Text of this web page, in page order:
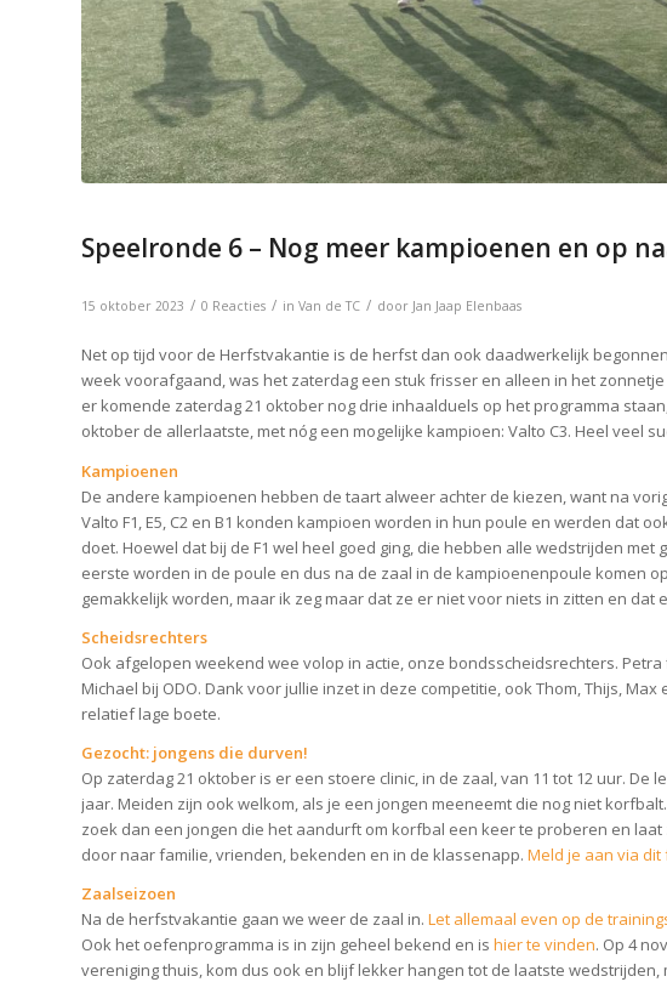
Speelronde 6 – Nog meer kampioenen en op
15 oktober 2023 / 0 Reacties / in Van de TC / door Jan Jaap Elenbaas
Net op tijd voor de Herfstvakantie is de herfst dan ook daadwerkelijk
week voorafgaand, was het zaterdag een stuk frisser en alleen in het
er komende zaterdag 21 oktober nog drie inhaalduels op het programma
oktober de allerlaatste, met nóg een mogelijke kampioen: Valto C3. Heel veel
Kampioenen
De andere kampioenen hebben de taart alweer achter de kiezen, want na
Valto F1, E5, C2 en B1 konden kampioen worden in hun poule en werden dat
doet. Hoewel dat bij de F1 wel heel goed ging, die hebben alle wedstrijden met
eerste worden in de poule en dus na de zaal in de kampioenenpoule komen
gemakkelijk worden, maar ik zeg maar dat ze er niet voor niets in zitten en dat
Scheidsrechters
Ook afgelopen weekend wee volop in actie, onze bondsscheidsrechters.
Michael bij ODO. Dank voor jullie inzet in deze competitie, ook Thom, Thijs,
relatief lage boete.
Gezocht: jongens die durven!
Op zaterdag 21 oktober is er een stoere clinic, in de zaal, van 11 tot 12 uur.
jaar. Meiden zijn ook welkom, als je een jongen meeneemt die nog niet
zoek dan een jongen die het aandurft om korfbal een keer te proberen en
door naar familie, vrienden, bekenden en in de klassenapp. Meld je aan via
Zaalseizoen
Na de herfstvakantie gaan we weer de zaal in. Let allemaal even op de
Ook het oefenprogramma is in zijn geheel bekend en is hier te vinden. Op 4
vereniging thuis, kom dus ook en blijf lekker hangen tot de laatste wedstrijden,